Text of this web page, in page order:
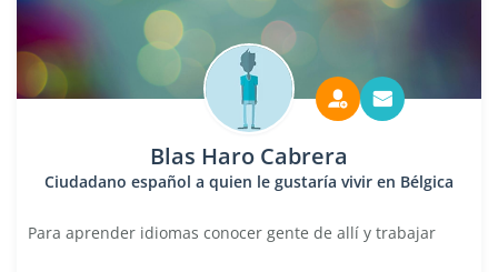
Blas Haro Cabrera
Ciudadano español a quien le gustaría vivir en Bélgica
Para aprender idiomas conocer gente de allí y trabajar